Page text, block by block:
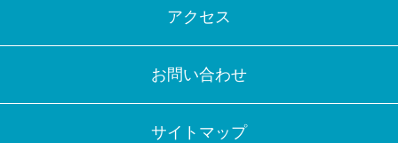
アクセス
お問い合わせ
サイトマップ